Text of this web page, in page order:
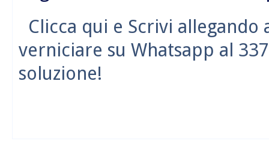
Clicca qui e Scrivi
verniciare su Whatsapp al
soluzione!